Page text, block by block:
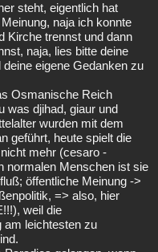
steht, eigentlich hat
naja ich konnte
Kirche trennst und dann
naja, lies bitte deine
eigene Gedanken zu
Osmanische Reich
was djihad, giaur und
wurden mit dem
geführt, heute spielt die
mehr (cesaro -
normalen Menschen ist sie
öffentliche Meinung ->
=> also, hier
weil die
am leichtesten zu